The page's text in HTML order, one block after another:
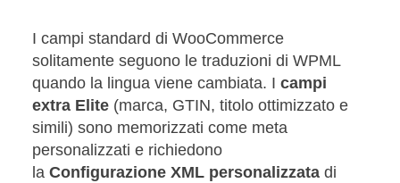
I campi standard di WooCommerce
solitamente seguono le traduzioni di WPML
quando la lingua viene cambiata. I campi
extra Elite (marca, GTIN, titolo ottimizzato e
simili) sono memorizzati come meta
personalizzati e richiedono
la Configurazione XML personalizzata di